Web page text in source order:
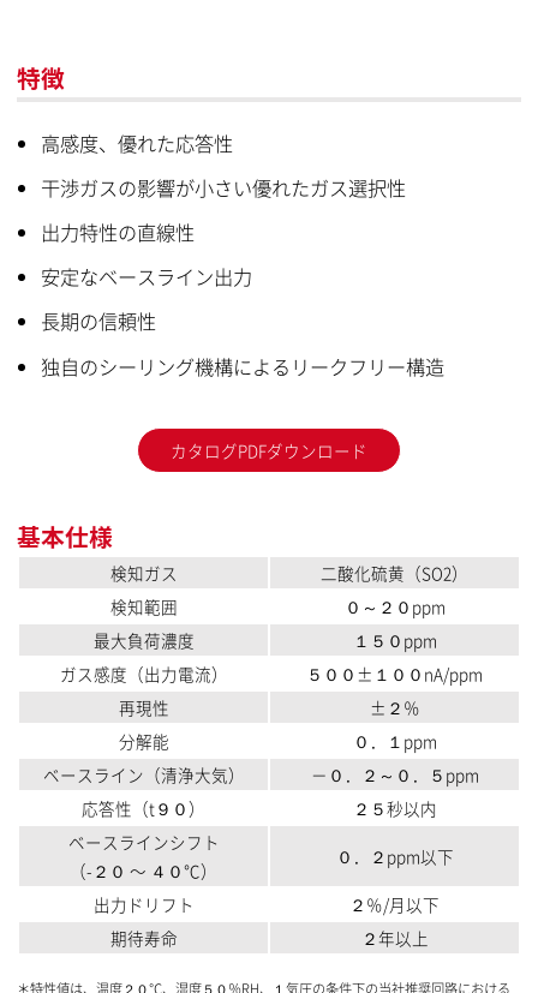
特徴
高感度、優れた応答性
干渉ガスの影響が小さい優れたガス選択性
出力特性の直線性
安定なベースライン出力
長期の信頼性
独自のシーリング機構によるリークフリー構造
カタログPDFダウンロード
基本仕様
検知ガス
二酸化硫黄（SO2）
検知範囲
０～２０ppm
最大負荷濃度
１５０ppm
ガス感度（出力電流）
５００±１００nA/ppm
再現性
±２％
分解能
０．１ppm
ベースライン（清浄大気）
－０．２～０．５ppm
応答性（t９０）
２５秒以内
ベースラインシフト
（-２０ 〜 ４０℃）
０．２ppm以下
出力ドリフト
２％/月以下
期待寿命
２年以上
＊特性値は、温度２０℃、湿度５０％RH、１気圧の条件下の当社推奨回路における